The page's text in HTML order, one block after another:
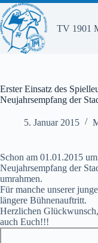
Zum
Inhalt
springen
TV 1901
Erster Einsatz des
Neujahrsempfang der
5. Januar 2015
Schon am 01.01.2015
Neujahrsempfang der
umrahmen.
Für manche unserer
längere Bühnenauftritt.
Herzlichen
auch Euch!!!